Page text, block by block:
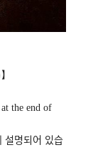
the end of
있습